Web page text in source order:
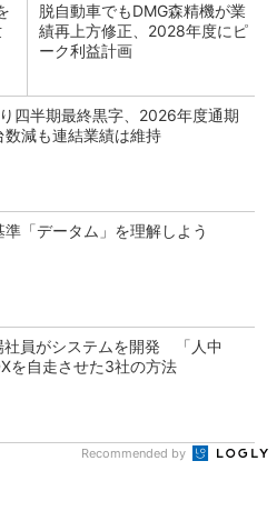
脱自動車でもDMG森精機が業
績再上方修正、2028年度にピ
ーク利益計画
四半期最終黒字、2026年度通期
数減も連結業績は維持
「データム」を理解しよう
社員がシステムを開発 「人中
を自走させた3社の方法
Recommended by